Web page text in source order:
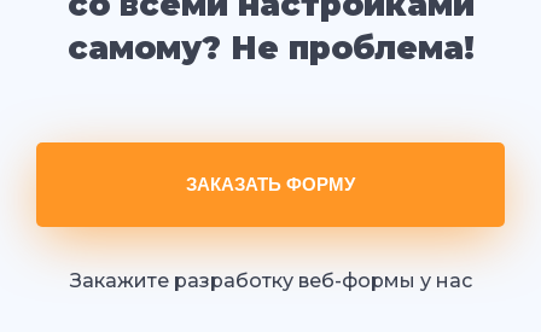
самому? Не проблема!
ЗАКАЗАТЬ ФОРМУ
Закажите разработку веб-формы у нас